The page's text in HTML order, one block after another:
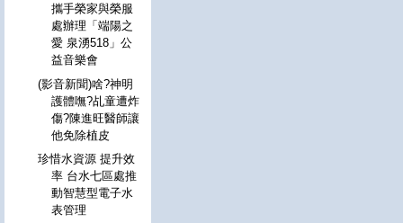
攜手榮家與榮服
處辦理「端陽之
愛 泉湧518」公
益音樂會
(影音新聞)啥?神明
護體嘸?乩童遭炸
傷?陳進旺醫師讓
他免除植皮
珍惜水資源 提升效
率 台水七區處推
動智慧型電子水
表管理